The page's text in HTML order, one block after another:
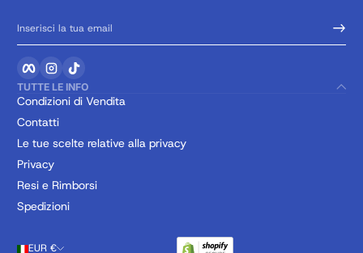
Inserisci la tua email
FacebookInstagram
TUTTE LE INFO
Condizioni di Vendita
Contatti
Le tue scelte relative alla privacy
Privacy
Resi e Rimborsi
Spedizioni
EUR €